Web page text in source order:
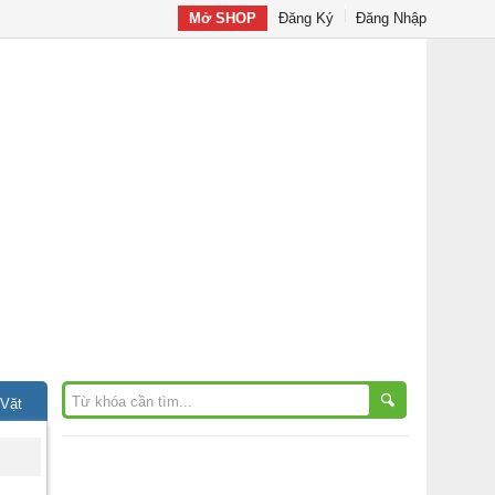
Mở SHOP Đăng Ký Đăng Nhập